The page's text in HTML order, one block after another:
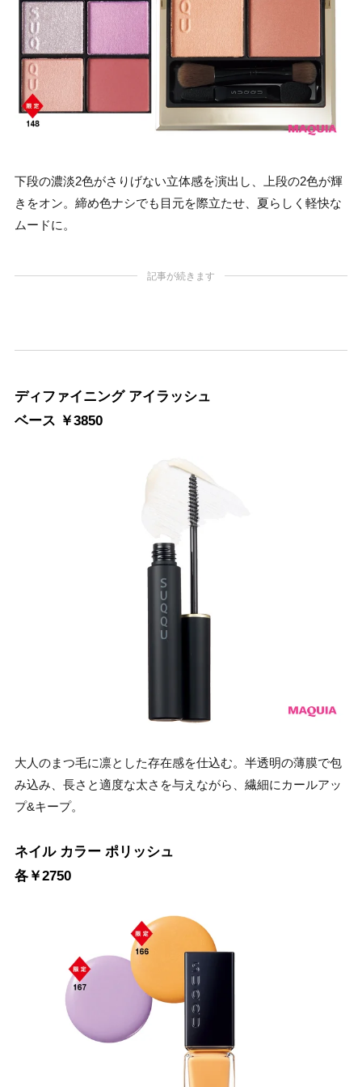
下段の濃淡2色がさりげない立体感を演出し、上段の2色が輝
きをオン。締め色ナシでも目元を際立たせ、夏らしく軽快な
ムードに。
記事が続きます
ディファイニング アイラッシュ
ベース ￥3850
大人のまつ毛に凛とした存在感を仕込む。半透明の薄膜で包
み込み、長さと適度な太さを与えながら、繊細にカールアッ
プ&キープ。
ネイル カラー ポリッシュ
各￥2750